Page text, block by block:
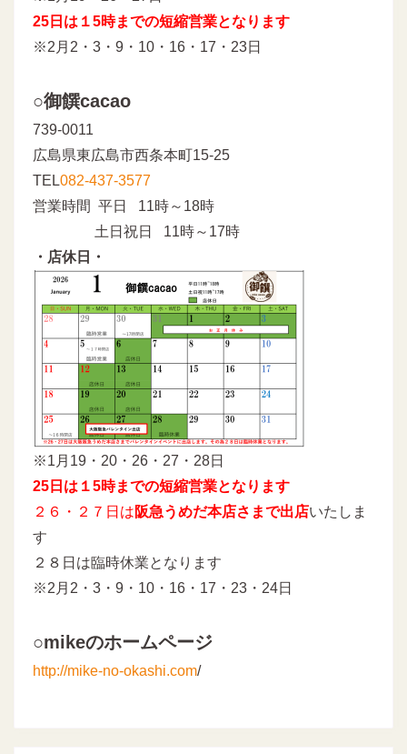
25日は１5時までの短縮営業となります
※2月2・3・9・10・16・17・23日
○御饌cacao
739-0011
広島県東広島市西条本町15-25
TEL082-437-3577
営業時間 平日 11時～18時
土日祝日 11時～17時
・店休日・
※1月19・20・26・27・28日
25日は１5時までの短縮営業となります
２６・２７日は阪急うめだ本店さまで出店いたしま
す
２８日は臨時休業となります
※2月2・3・9・10・16・17・23・24日
○mikeのホームページ
http://mike-no-okashi.com/